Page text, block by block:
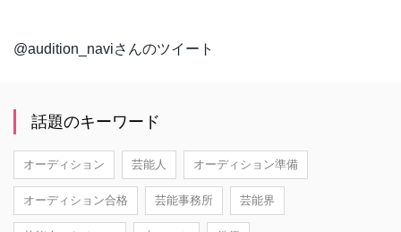
@audition_naviさんのツイート
話題のキーワード
オーディション 芸能人 オーディション準備
オーディション合格 芸能事務所 芸能界